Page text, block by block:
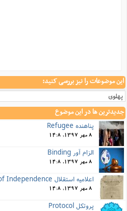
این موضوعات را نیز بررسی کنید:
پهلوی
جدیدترین ها در این موضوع
پناهنده Refugee
8 مهر 1397, 14:8
الزام آور Binding
8 مهر 1397, 14:8
اعلامیه استقلال Declaration of Independence
8 مهر 1397, 14:8
پروتکل Protocol